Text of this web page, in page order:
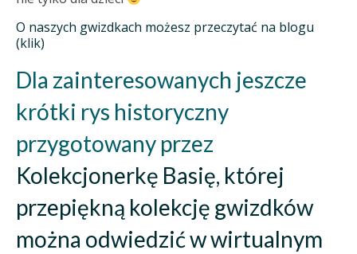
O naszych gwizdkach możesz przeczytać na blogu
(klik)
Dla zainteresowanych jeszcze
krótki rys historyczny
przygotowany przez
Kolekcjonerkę Basię, której
przepiękną kolekcję gwizdków
można odwiedzić w wirtualnym